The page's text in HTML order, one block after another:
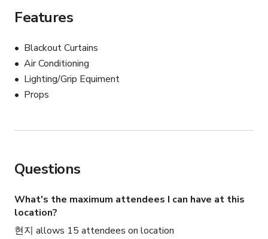
Features
Blackout Curtains
Air Conditioning
Lighting/Grip Equiment
Props
Questions
What's the maximum attendees I can have at this
location?
현지 allows 15 attendees on location